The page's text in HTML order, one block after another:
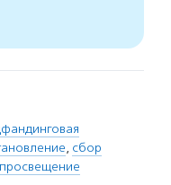
, сбор
просвещение